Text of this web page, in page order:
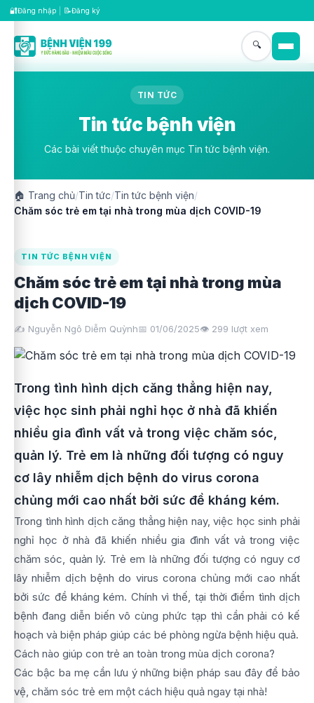
🔐Đăng nhập 📝Đăng ký
🔍
TIN TỨC
Tin tức bệnh viện
Các bài viết thuộc chuyên mục Tin tức bệnh viện.
🏠 Trang chủ/Tin tức/Tin tức bệnh viện/
Chăm sóc trẻ em tại nhà trong mùa dịch COVID-19
TIN TỨC BỆNH VIỆN
Chăm sóc trẻ em tại nhà trong mùa
dịch COVID-19
✍️ Nguyễn Ngô Diễm Quỳnh📅 01/06/2025👁️ 299 lượt xem
Trong tình hình dịch căng thẳng hiện nay,
việc học sinh phải nghỉ học ở nhà đã khiến
nhiều gia đình vất vả trong việc chăm sóc,
quản lý. Trẻ em là những đối tượng có nguy
cơ lây nhiễm dịch bệnh do virus corona
chủng mới cao nhất bởi sức đề kháng kém.
Trong tình hình dịch căng thẳng hiện nay, việc học sinh phải
nghỉ học ở nhà đã khiến nhiều gia đình vất vả trong việc
chăm sóc, quản lý. Trẻ em là những đối tượng có nguy cơ
lây nhiễm dịch bệnh do virus corona chủng mới cao nhất
bởi sức đề kháng kém. Chính vì thế, tại thời điểm tình dịch
bệnh đang diễn biến vô cùng phức tạp thì cần phải có kế
hoạch và biện pháp giúp các bé phòng ngừa bệnh hiệu quả.
Cách nào giúp con trẻ an toàn trong mùa dịch corona?
Các bậc ba mẹ cần lưu ý những biện pháp sau đây để bảo
vệ, chăm sóc trẻ em một cách hiệu quả ngay tại nhà!